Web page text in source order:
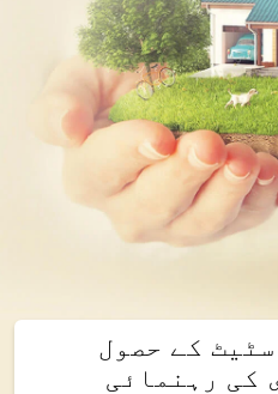
کے حصول
کی رہنمائی